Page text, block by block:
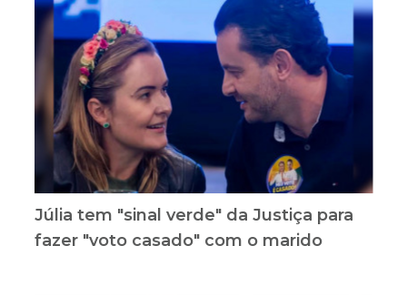
Júlia tem "sinal verde" da Justiça para
fazer "voto casado" com o marido